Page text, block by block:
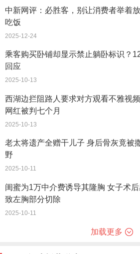
中新网评：必胜客，别让消费者举着
吃饭
2025-12-24
乘客购买卧铺却显示禁止躺卧标识？
回应
2025-10-13
西湖边拦阻路人要求对方观看不雅视
网红被判七个月
2025-10-13
老太将遗产全赠干儿子 身后骨灰竟被
野
2025-10-11
闺蜜为1万中介费诱导其隆胸 女子术
致左胸部分切除
2025-10-11
加载更多